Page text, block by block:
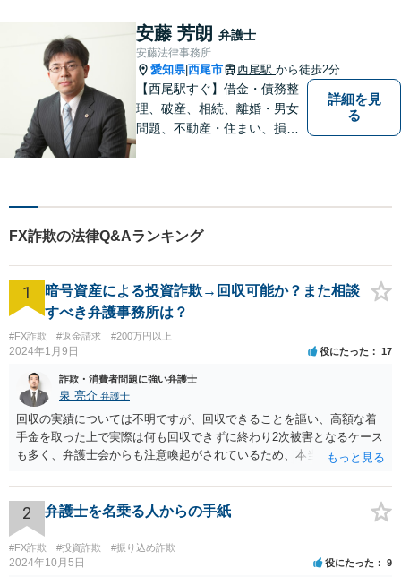
談対応も行っております。ま
ずは、お気軽にお電話くださ
い。
安藤 芳朗 弁護士
安藤法律事務所
愛知県|西尾市 西尾駅 から徒歩2分
【西尾駅すぐ】借金・債務整
理、破産、相続、離婚・男女
問題、不動産・住まい、損害
詳細を見
る
FX詐欺の法律Q&Aランキング
1
暗号資産による投資詐欺→回収可能か？また相談
すべき弁護事務所は？
#FX詐欺 #返金請求 #200万円以上
2024年1月9日 役にたった 17
詐欺・消費者問題に強い弁護士
泉 亮介 弁護士
回収の実績については不明ですが、回収できることを謳い、高額な着
手金を取った上で実際は何も回収できずに終わり2次被害となるケース
も多く、弁護士会からも注意喚起がされているため、本当に回収がで
相談を行なっている事務所に複数相談をされた上で判断されると良い
かと思われます。
2 弁護士を名乗る人からの手紙
#FX詐欺 #投資詐欺 #振り込め詐欺
2024年10月5日 役にたった 9